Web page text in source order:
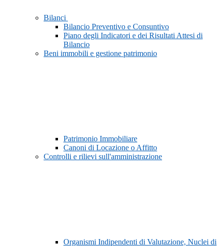
Bilanci
Bilancio Preventivo e Consuntivo
Piano degli Indicatori e dei Risultati Attesi di
Bilancio
Beni immobili e gestione patrimonio
Patrimonio Immobiliare
Canoni di Locazione o Affitto
Controlli e rilievi sull'amministrazione
Organismi Indipendenti di Valutazione, Nuclei di